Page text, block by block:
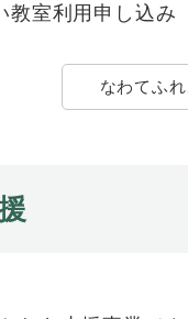
教室利用申し込み
なわてふ